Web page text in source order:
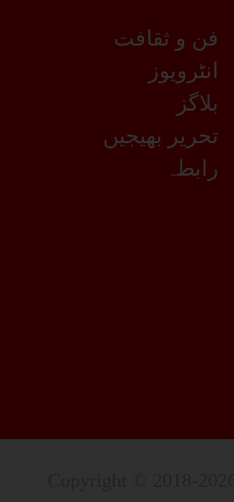
فن و ثقافت
انٹرویوز
بلاگز
تحریر بھیجیں
رابطہ